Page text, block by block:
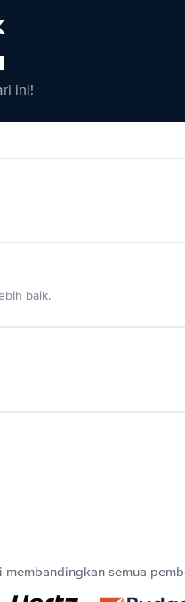
ini!
baik.
membandingkan semua